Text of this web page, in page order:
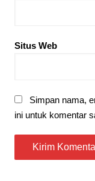
Situs Web
Simpan nama,
ini untuk komentar